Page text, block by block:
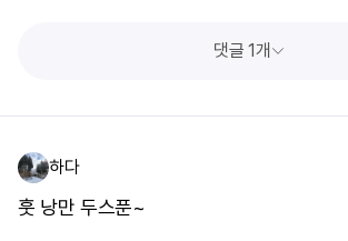
댓글 1개
하다
훗 낭만 두스푼~